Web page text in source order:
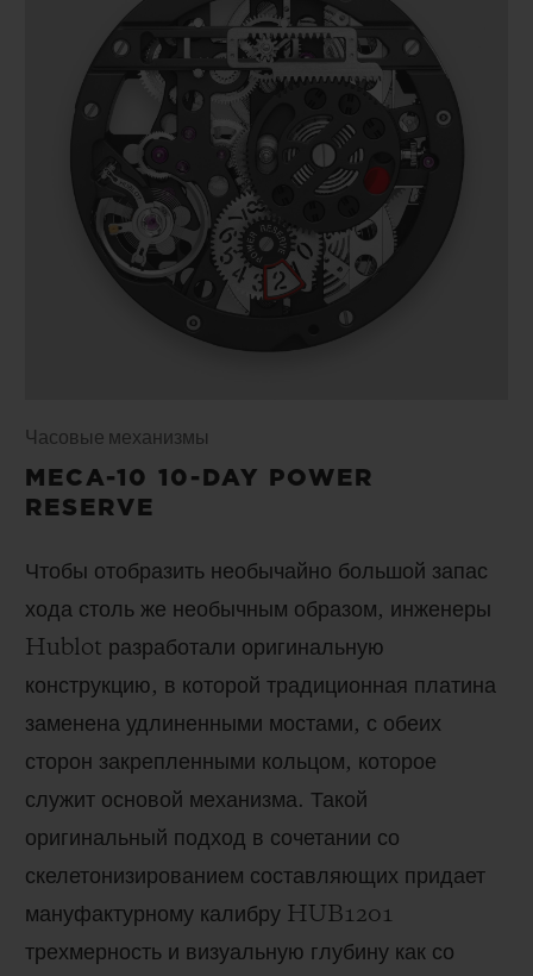
Часовые механизмы
MECA-10 10-DAY POWER
RESERVE
Чтобы отобразить необычайно большой запас
хода столь же необычным образом, инженеры
Hublot разработали оригинальную
конструкцию, в которой традиционная платина
заменена удлиненными мостами, с обеих
сторон закрепленными кольцом, которое
служит основой механизма. Такой
оригинальный подход в сочетании со
скелетонизированием составляющих придает
мануфактурному калибру HUB1201
трехмерность и визуальную глубину как со